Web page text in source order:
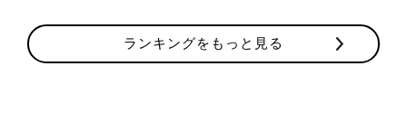
さんにお話をうかがいました。
再編集したものです。
※この記事は「たまひよONLINE」で過去に公開されたもので
ランキングをもっと見る